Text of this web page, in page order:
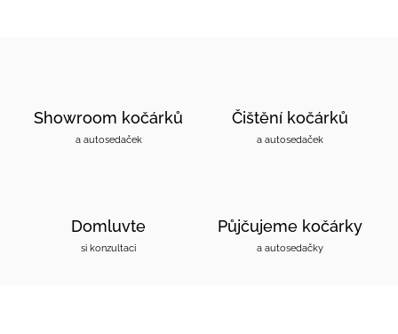
Showroom kočárků
a autosedaček
Čištění kočárků
a autosedaček
Domluvte
si konzultaci
Půjčujeme kočárky
a autosedačky